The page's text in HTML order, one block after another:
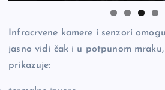
Infracrvene kamere i senzori
jasno vidi čak i u potpunom
prikazuje: